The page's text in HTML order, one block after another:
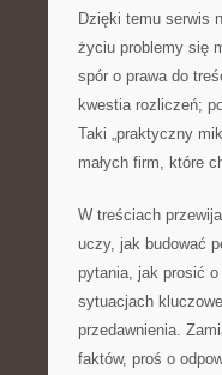
Dzięki temu serwis
życiu problemy się
spór o prawa do
kwestia rozliczeń;
Taki „praktyczny
małych firm, które
W treściach
uczy, jak budować
pytania, jak prosić
sytuacjach
przedawnienia.
faktów, proś o